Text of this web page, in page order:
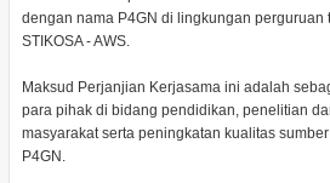
dengan nama P4GN di lingkungan perguruan
STIKOSA - AWS.
Maksud Perjanjian Kerjasama ini adalah
para pihak di bidang pendidikan, penelitian
masyarakat serta peningkatan kualitas
P4GN.